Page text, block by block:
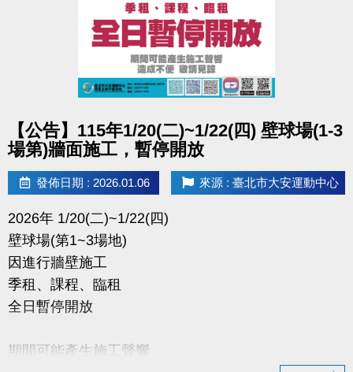
【公告】115年1/20(二)~1/22(四) 壁球場(1-3
場第)牆面施工，暫停開放
發佈日期 : 2026.01.06 來源 : 臺北市大安運動中心
2026年 1/20(二)~1/22(四)
壁球場(第1~3場地)
因進行牆壁施工
季租、課程、臨租
全日暫停開放
期間可能產生施工聲響